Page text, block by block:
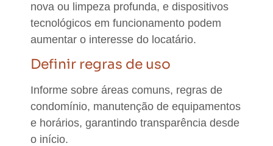
nova ou limpeza profunda, e dispositivos
tecnológicos em funcionamento podem
aumentar o interesse do locatário.
Definir regras de uso
Informe sobre áreas comuns, regras de
condomínio, manutenção de equipamentos
e horários, garantindo transparência desde
o início.